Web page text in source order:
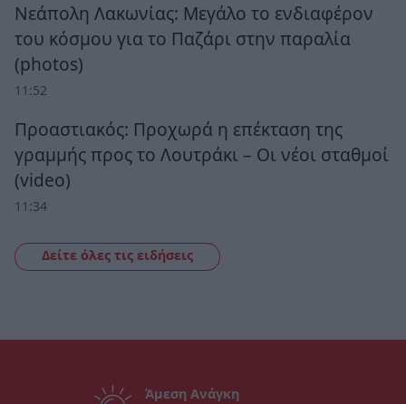
Νεάπολη Λακωνίας: Μεγάλο το ενδιαφέρον
του κόσμου για το Παζάρι στην παραλία
(photos)
11:52
Προαστιακός: Προχωρά η επέκταση της
γραμμής προς το Λουτράκι – Οι νέοι σταθμοί
(video)
11:34
Δείτε όλες τις ειδήσεις
Άμεση Ανάγκη